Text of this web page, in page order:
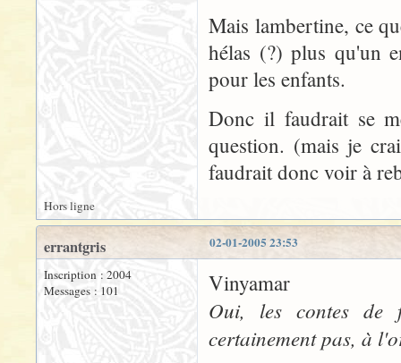
Mais lambertine, ce
hélas (?) plus qu'un
pour les enfants.
Donc il faudrait se
question. (mais je
faudrait donc voir à
Hors ligne
02-01-2005 23:53
errantgris
Inscription : 2004
Messages : 101
Vinyamar
Oui, les contes de
certainement pas, à